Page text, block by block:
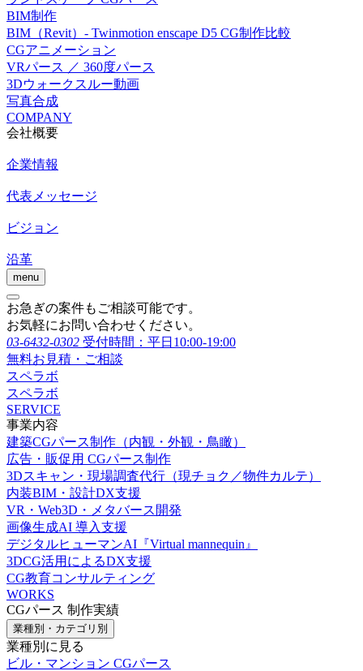
BIM制作
BIM（Revit）- Twinmotion enscape D5 CG制作比較
CGアニメーション
VRパース ／ 360度パース
3Dウォークスルー動画
写真合成
COMPANY
会社概要
企業情報
代表メッセージ
ビジョン
沿革
menu
お急ぎの案件もご相談可能です。
お気軽にお問い合わせください。
03-6432-0302 受付時間：平日10:00-19:00
無料お見積・ご相談
スペラボ
スペラボ
SERVICE
事業内容
建築CGパース制作（内観・外観・鳥瞰）
広告・販促用 CGパース制作
3Dスキャン・現場調査代行（現チョク／物件カルテ）
内装BIM・設計DX支援
VR・Web3D・メタバース開発
画像生成AI 導入支援
デジタルヒューマンAI『Virtual mannequin』
3DCG活用によるDX支援
CG教育コンサルティング
WORKS
CGパース 制作実績
業種別・カテゴリ別
業種別に見る
ビル・マンション CGパース